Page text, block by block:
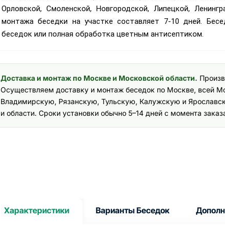
Орловской, Смоленской, Новгородской, Липецкой,
монтажа беседки на участке составляет 7-10 дней.
беседок или полная обработка цветным антисептиком.
Доставка и монтаж по Москве и Московской области.
Осуществляем доставку и монтаж беседок по Москве, всей
Владимирскую, Рязанскую, Тульскую, Калужскую и
и области. Сроки установки обычно 5–14 дней с момента
Характеристики Варианты Беседок